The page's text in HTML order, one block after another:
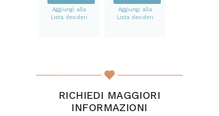
Aggiungi alla
Lista desideri
Aggiungi alla
Lista desideri
RICHIEDI MAGGIORI
INFORMAZIONI